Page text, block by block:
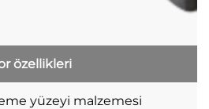
özellikleri
yüzeyi malzemesi